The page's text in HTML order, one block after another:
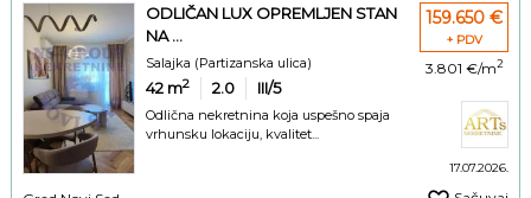
ODLIČAN LUX OPREMLJEN STAN
NA ...
Salajka (Partizanska ulica)
42 m2 2.0 III/5
Odlična nekretnina koja uspešno spaja
vrhunsku lokaciju, kvalitet...
159.650 €
+ PDV
3.801 €/m2
17.07.2026.